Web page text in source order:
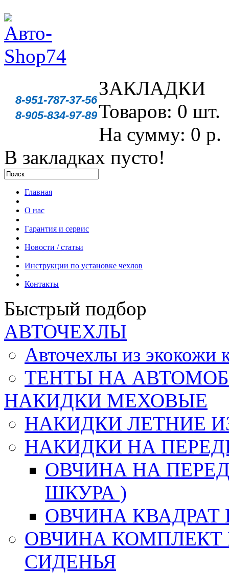
8-951-787-37-56
8-905-834-97-89
ЗАКЛАДКИ
Товаров: 0 шт.
На сумму: 0 р.
В закладках пусто!
Главная
О нас
Гарантия и сервис
Новости / статьи
Инструкции по установке чехлов
Контакты
Быстрый подбор
АВТОЧЕХЛЫ
Авточехлы из
ТЕНТЫ НА
НАКИДКИ МЕХОВЫЕ
НАКИДКИ ЛЕТНИЕ
НАКИДКИ НА
ОВЧИНА НА
ШКУРА )
ОВЧИНА КВАДРАТ
ОВЧИНА КОМПЛЕКТ
СИДЕНЬЯ